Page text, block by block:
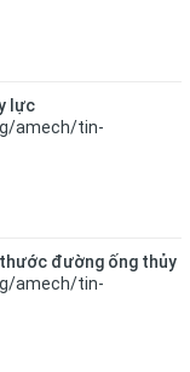
lực
đường ống thủy